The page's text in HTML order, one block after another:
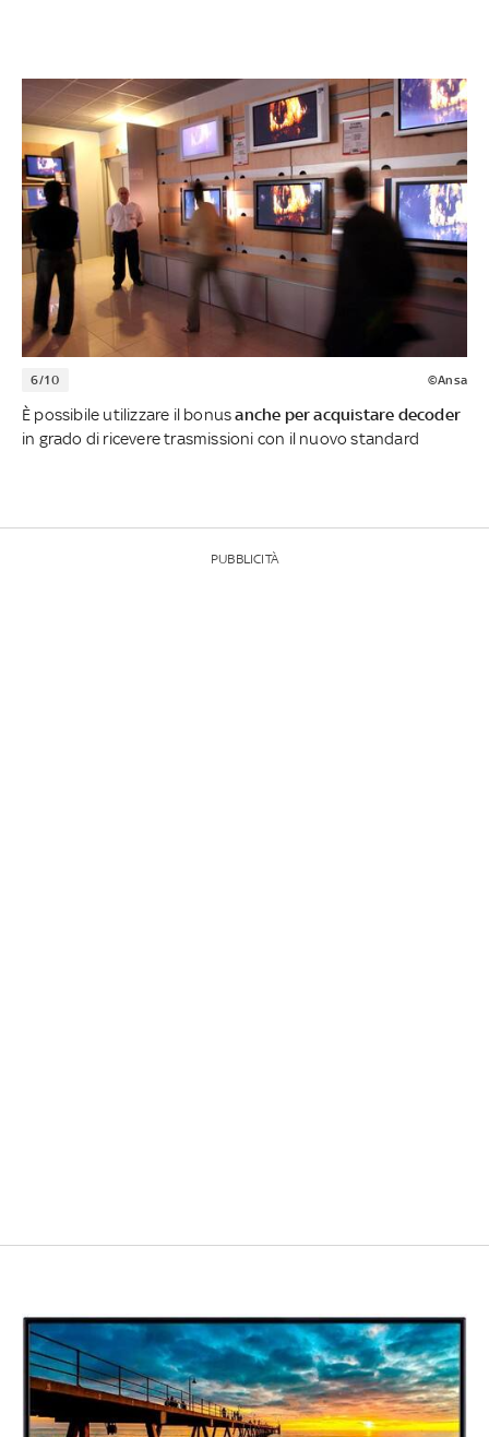
6/10 ©Ansa
È possibile utilizzare il bonusanche per acquistare decoder
in grado di ricevere trasmissioni con il nuovo standard
PUBBLICITÀ